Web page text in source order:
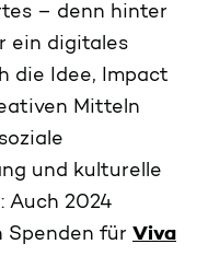
– denn hinter
ein digitales
die Idee, Impact
Mitteln
und kulturelle
Auch 2024
für Viva